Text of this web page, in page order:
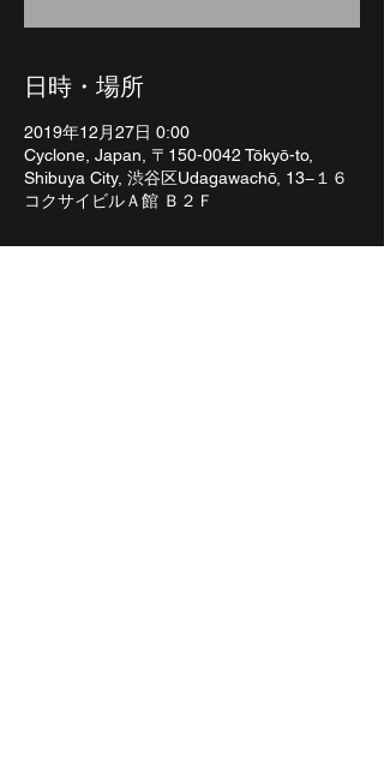
日時・場所
2019年12月27日 0:00
Cyclone, Japan, 〒150-0042 Tōkyō-to,
Shibuya City, 渋谷区Udagawachō, 13−１６
コクサイビルＡ館 Ｂ２Ｆ